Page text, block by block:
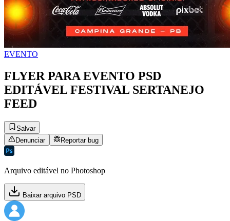
EVENTO
FLYER PARA EVENTO PSD
EDITÁVEL FESTIVAL SERTANEJO
FEED
Salvar
Denunciar
Reportar bug
Arquivo editável no Photoshop
Baixar arquivo PSD